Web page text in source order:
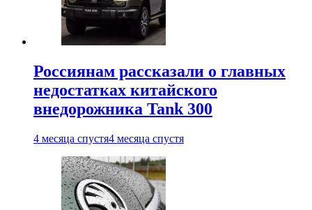
Россиянам рассказали о главных
недостатках китайского
внедорожника Tank 300
4 месяца спустя4 месяца спустя